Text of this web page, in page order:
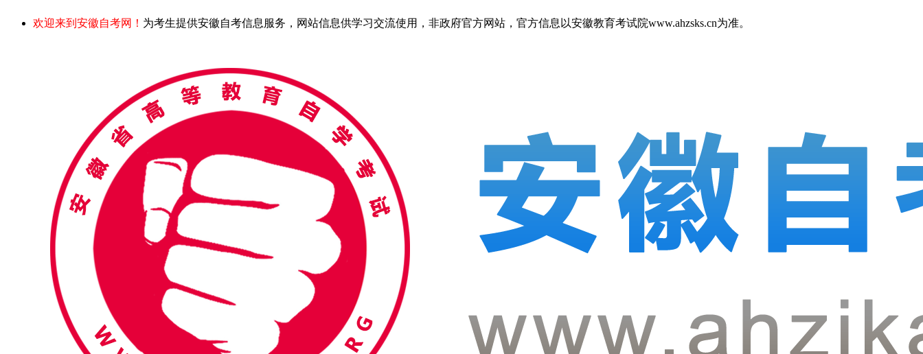
欢迎来到安徽自考网！ 为考生提供安徽自考信息服务，网站信息供学习交流使用，非政府官方网站，官方信息以安徽教育考试院www.ahzsks.cn为准。